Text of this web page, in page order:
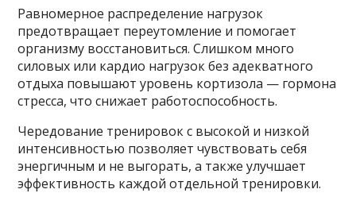
Равномерное распределение нагрузок
предотвращает переутомление и помогает
организму восстановиться. Слишком много
силовых или кардио нагрузок без адекватного
отдыха повышают уровень кортизола — гормона
стресса, что снижает работоспособность.
Чередование тренировок с высокой и низкой
интенсивностью позволяет чувствовать себя
энергичным и не выгорать, а также улучшает
эффективность каждой отдельной тренировки.